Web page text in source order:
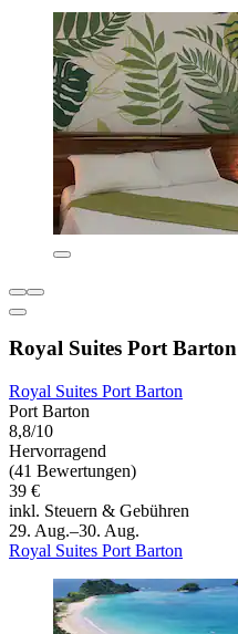
Royal Suites Port Barton
Royal Suites Port Barton
Port Barton
8,8/10
Hervorragend
(41 Bewertungen)
39 €
inkl. Steuern & Gebühren
29. Aug.–30. Aug.
Royal Suites Port Barton